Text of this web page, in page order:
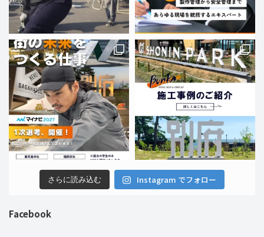
さらに読み込む Instagram でフォロー
Facebook